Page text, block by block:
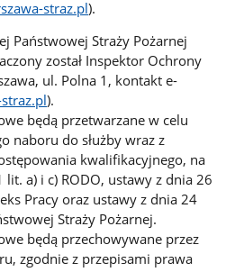
straz.pl).
Państwowej Straży Pożarnej
został Inspektor Ochrony
ul. Polna 1, kontakt e-
).
będą przetwarzane w celu
naboru do służby wraz z
kwalifikacyjnego, na
a) i c) RODO, ustawy z dnia 26
Pracy oraz ustawy z dnia 24
Straży Pożarnej.
będą przechowywane przez
zgodnie z przepisami prawa